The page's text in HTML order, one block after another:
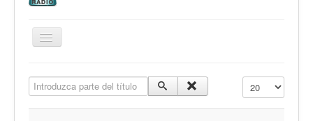
Cambiar
Nuevitas
Introduzca parte del título Cantidad a